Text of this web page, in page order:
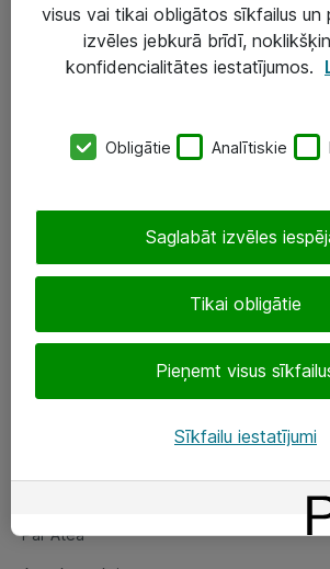
Darba vietu IT risinājumi
Serveri un datu centri
SIA „ATEA”
eShop@atea.lv
Sekojiet mums
Par Atea
Par Atea
visus vai tikai obligātos sīkfailus un
izvēles jebkurā brīdī,
konfidencialitātes iestatījumos.
Obligātie Analītiskie
Tikai obligātie
Pieņemt visus
Saglabāt izvēles
Sīkfailu iestatījumi